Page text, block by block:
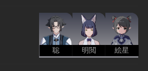
聡 明閲 絵星